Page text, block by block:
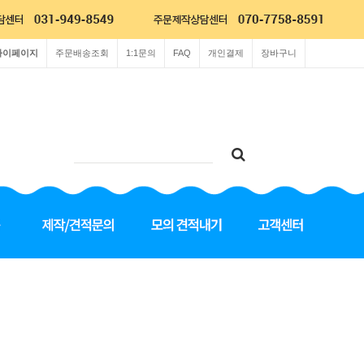
장바구니
개인결제
FAQ
1:1문의
주문배송조회
이페이지